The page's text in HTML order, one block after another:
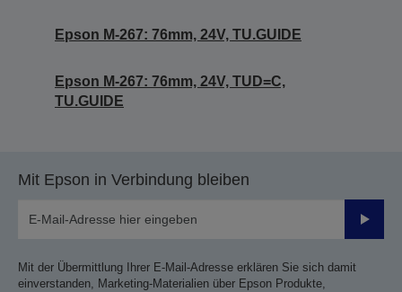
Epson M-267: 76mm, 24V, TU.GUIDE
Epson M-267: 76mm, 24V, TUD=C,
TU.GUIDE
Mit Epson in Verbindung bleiben
Mit der Übermittlung Ihrer E-Mail-Adresse erklären Sie sich damit
einverstanden, Marketing-Materialien über Epson Produkte,